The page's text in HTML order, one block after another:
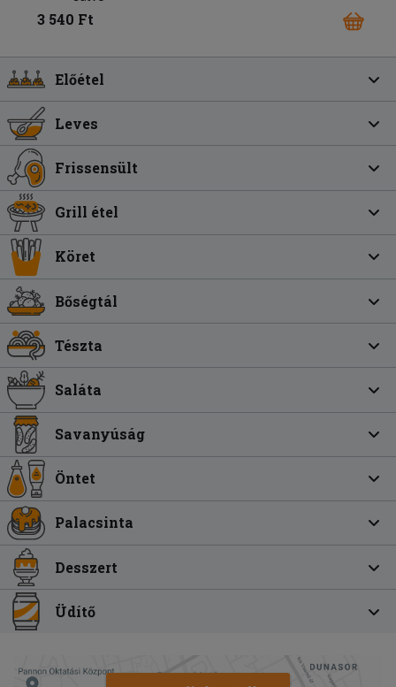
3 540 Ft
Előétel
Leves
Frissensült
Grill étel
Köret
Bőségtál
Tészta
Saláta
Savanyúság
Öntet
Palacsinta
Desszert
Üdítő